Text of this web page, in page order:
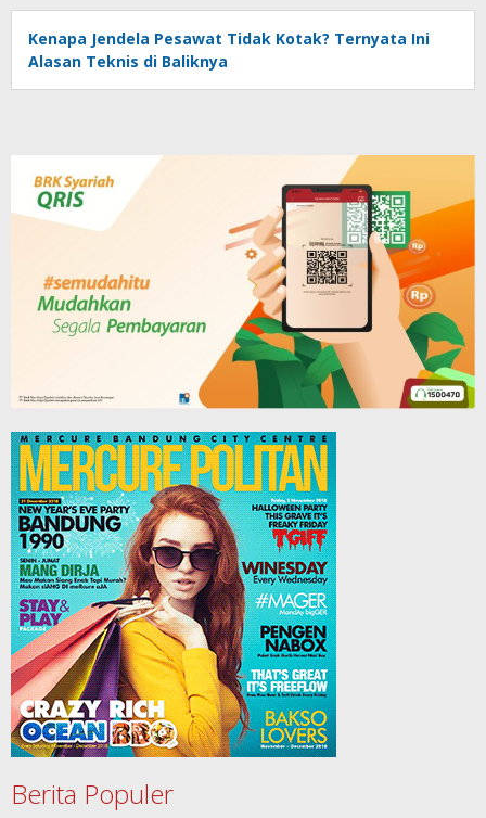
Kenapa Jendela Pesawat Tidak Kotak? Ternyata Ini
Alasan Teknis di Baliknya
Berita Populer